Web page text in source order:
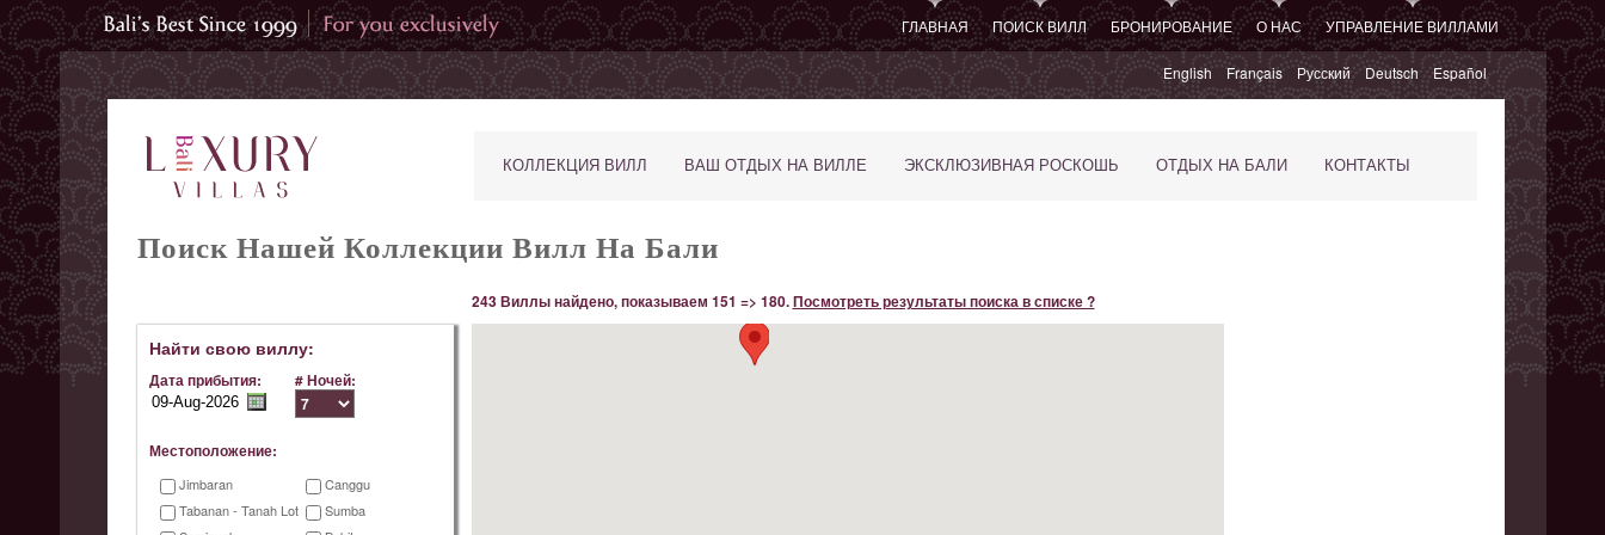
ГЛАВНАЯ ПОИСК ВИЛЛ БРОНИРОВАНИЕ О НАС УПРАВЛЕНИЕ ВИЛЛАМИ
English Français Русский Deutsch Español
КОЛЛЕКЦИЯ ВИЛЛ ВАШ ОТДЫХ НА ВИЛЛЕ ЭКСКЛЮЗИВНАЯ РОСКОШЬ ОТДЫХ НА БАЛИ КОНТАКТЫ
Поиск Нашей Коллекции Вилл На Бали
Найти свою виллу:
Дата прибытия: # Ночей:
Местоположение:
Jimbaran
Canggu
Tabanan - Tanah Lot
Sumba
243 Виллы найдено, показываем 151 => 180.Посмотреть результаты поиска в списке ?